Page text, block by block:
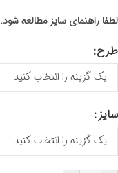
لطفا راهنمای سایز مطالعه شود.
طرح
سایز